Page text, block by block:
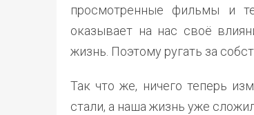
просмотренные фильмы и
оказывает на нас своё
жизнь. Поэтому ругать за
Так что же, ничего теперь
стали, а наша жизнь уже